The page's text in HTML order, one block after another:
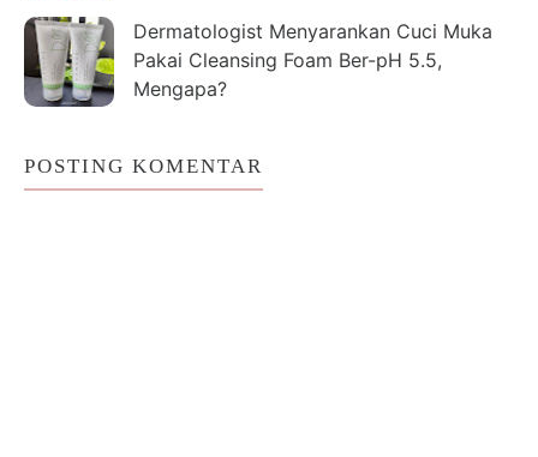
Dermatologist Menyarankan Cuci Muka
Pakai Cleansing Foam Ber-pH 5.5,
Mengapa?
POSTING KOMENTAR